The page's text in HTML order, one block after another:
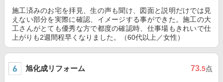
施工済みのお宅を拝見、生の声も聞け、図面と説明だけでは見
えない部分を実際に確認、イメージする事ができた。施工の大
工さんがとても優秀な方で都度の確認時、仕事場もきれいで仕
上がりも2週間程早くなりました。（60代以上／女性）
旭化成リフォーム 73.5点